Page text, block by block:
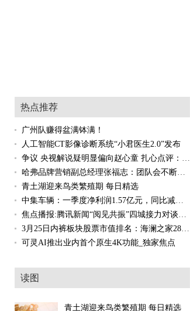
热点推荐
广州队赚得盆满钵满！
人工智能CT影像诊断系统“小君医生2.0”发布
争议 央视解说疑明显偏向赵心童 扎心点评：让丁俊晖打墨菲才残忍 今日热议
哈弗品牌营销副总经理张福志：团队会不断尝试拓宽SUV的边界
青土湖迎来鸟类繁殖期 每日精选
中集车辆：一季度净利润1.57亿元，同比减少12.13%
焦点播报:腾讯新闻“阅见共振”四城接力对谈：鼓励每个人“翻开书页、大声思考”
3月25日内裤板块股票市值排名：海澜之家288.65亿元-报资讯
可灵AI推出业内首个原生4K功能_独家焦点
读图
青土湖迎来鸟类繁殖期 每日精选